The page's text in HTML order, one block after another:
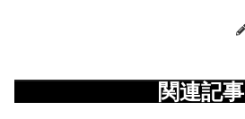
関連記事